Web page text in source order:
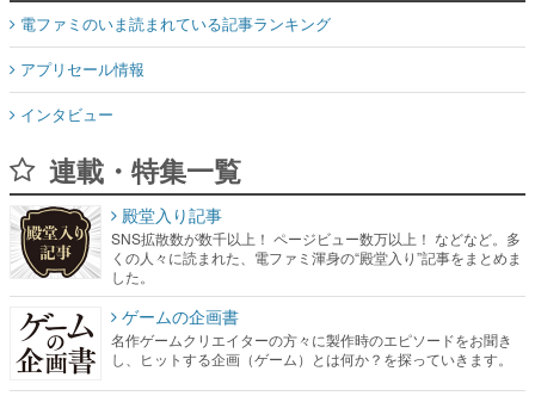
電ファミのいま読まれている記事ランキング
アプリセール情報
インタビュー
連載・特集一覧
殿堂入り記事
SNS拡散数が数千以上！ ページビュー数万以上！ などなど。多
くの人々に読まれた、電ファミ渾身の“殿堂入り”記事をまとめま
した。
ゲームの企画書
名作ゲームクリエイターの方々に製作時のエピソードをお聞き
し、ヒットする企画（ゲーム）とは何か？を探っていきます。